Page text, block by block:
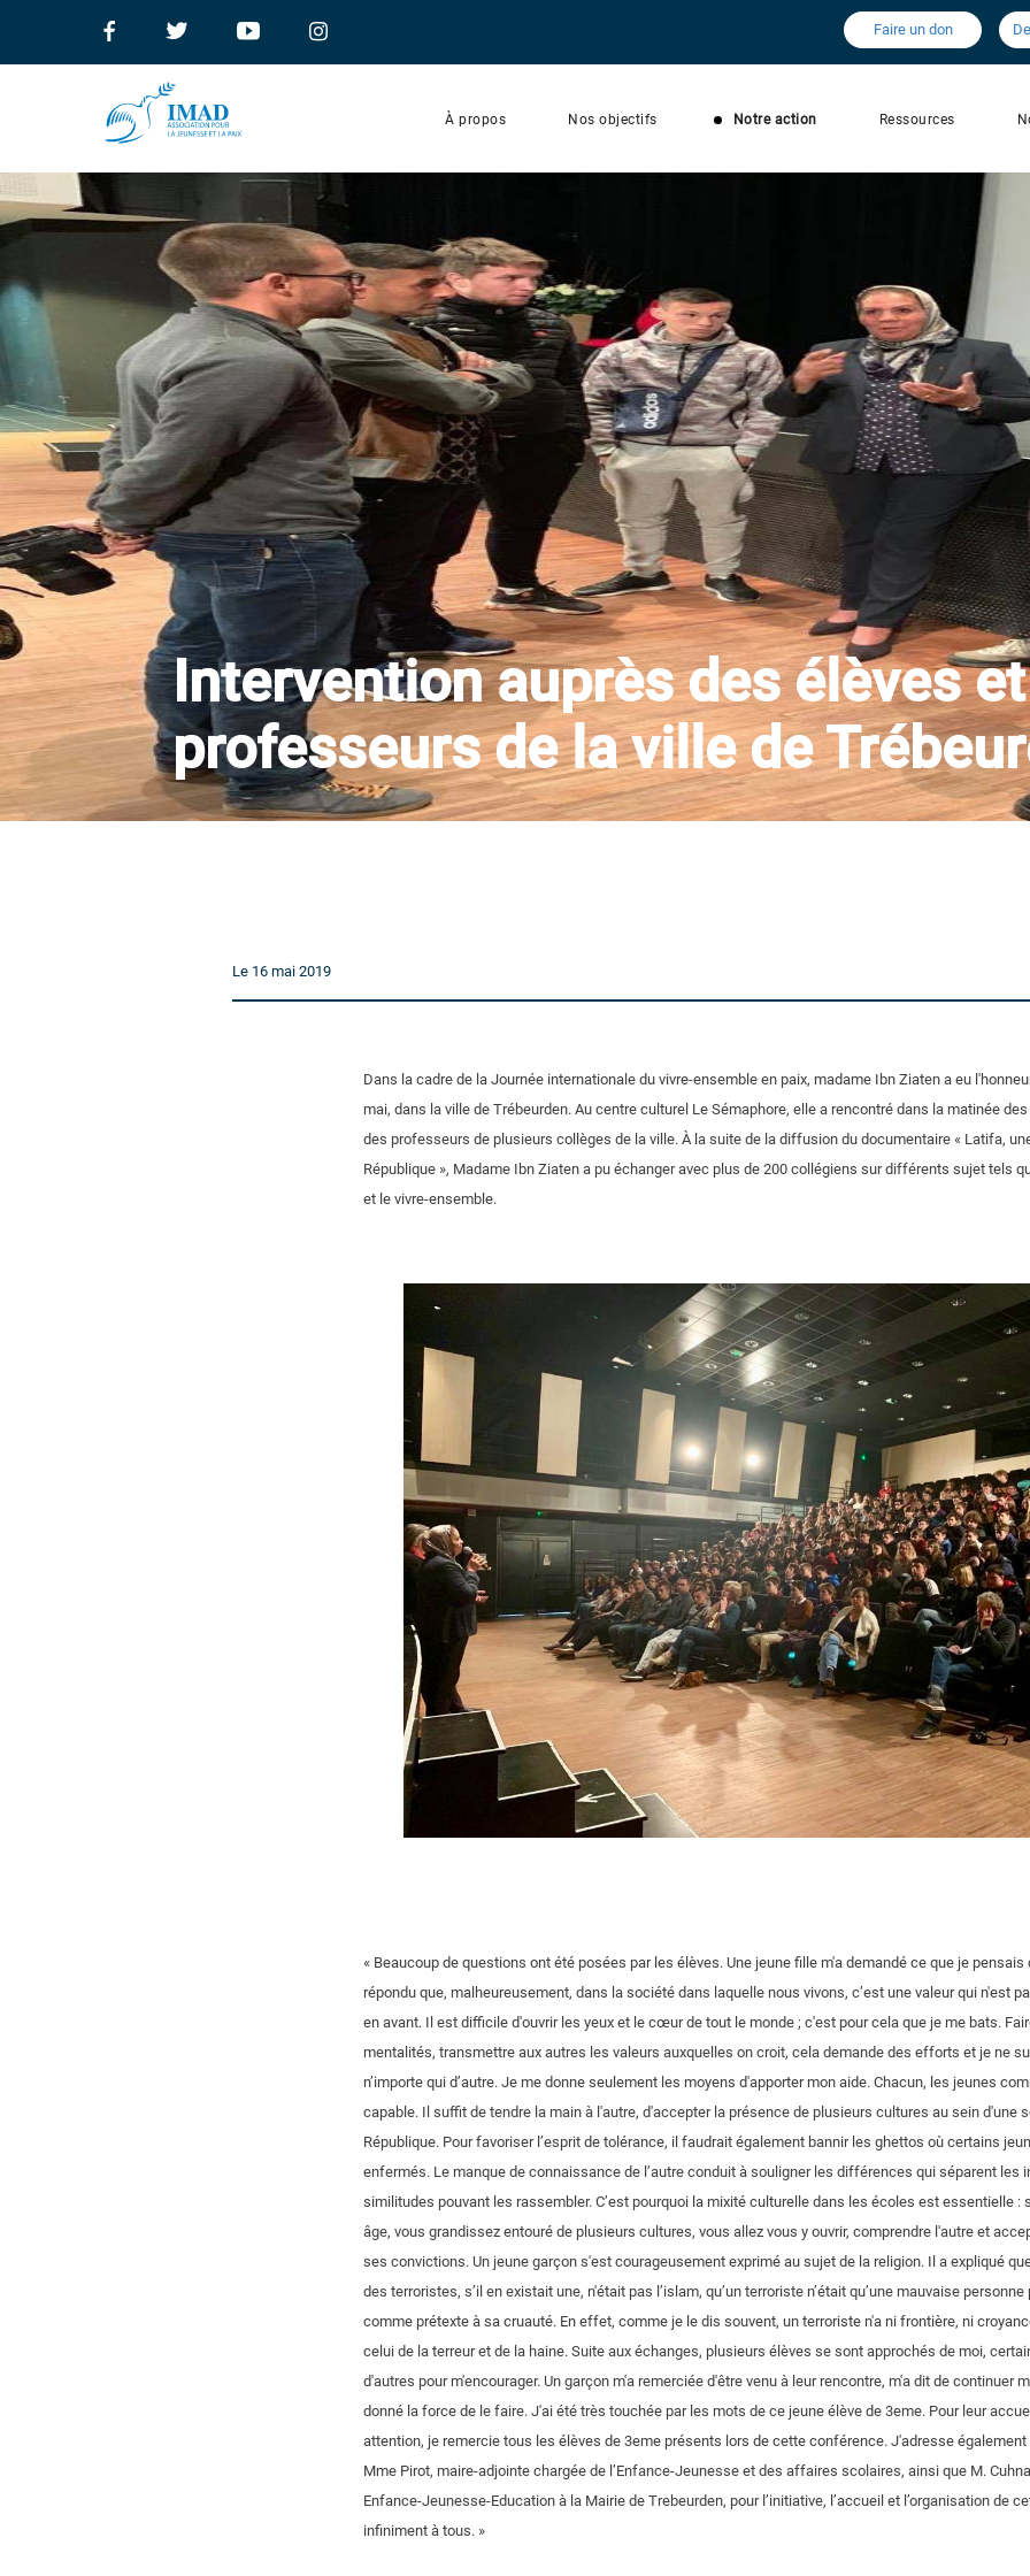
Faire un don
À propos Nos objectifs Notre action Ressources
Intervention auprès des élèves et
professeurs de la ville de
Le 16 mai 2019
Dans la cadre de la Journée internationale du vivre-ensemble en paix, madame Ibn Ziaten a eu
mai, dans la ville de Trébeurden. Au centre culturel Le Sémaphore, elle a rencontré dans la matinée
des professeurs de plusieurs collèges de la ville. À la suite de la diffusion du documentaire « Latifa,
République », Madame Ibn Ziaten a pu échanger avec plus de 200 collégiens sur différents sujet tels
et le vivre-ensemble.
« Beaucoup de questions ont été posées par les élèves. Une jeune fille m'a demandé ce que je
répondu que, malheureusement, dans la société dans laquelle nous vivons, c’est une valeur qui n'est
en avant. Il est difficile d'ouvrir les yeux et le cœur de tout le monde ; c'est pour cela que je me bats.
mentalités, transmettre aux autres les valeurs auxquelles on croit, cela demande des efforts et je ne
n’importe qui d’autre. Je me donne seulement les moyens d'apporter mon aide. Chacun, les jeunes
capable. Il suffit de tendre la main à l'autre, d'accepter la présence de plusieurs cultures au sein d'une
République. Pour favoriser l’esprit de tolérance, il faudrait également bannir les ghettos où certains
enfermés. Le manque de connaissance de l’autre conduit à souligner les différences qui séparent les
similitudes pouvant les rassembler. C’est pourquoi la mixité culturelle dans les écoles est essentielle :
âge, vous grandissez entouré de plusieurs cultures, vous allez vous y ouvrir, comprendre l'autre et
ses convictions. Un jeune garçon s'est courageusement exprimé au sujet de la religion. Il a expliqué
des terroristes, s’il en existait une, n'était pas l’islam, qu’un terroriste n’était qu’une mauvaise
comme prétexte à sa cruauté. En effet, comme je le dis souvent, un terroriste n'a ni frontière, ni
celui de la terreur et de la haine. Suite aux échanges, plusieurs élèves se sont approchés de moi,
d'autres pour m'encourager. Un garçon m'a remerciée d'être venu à leur rencontre, m'a dit de continuer
donné la force de le faire. J'ai été très touchée par les mots de ce jeune élève de 3eme. Pour leur
attention, je remercie tous les élèves de 3eme présents lors de cette conférence. J'adresse
Mme Pirot, maire-adjointe chargée de l’Enfance-Jeunesse et des affaires scolaires, ainsi que M.
Enfance-Jeunesse-Education à la Mairie de Trebeurden, pour l’initiative, l’accueil et l’organisation de
infiniment à tous. »